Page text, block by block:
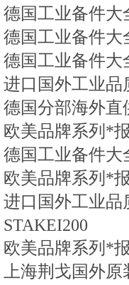
德国工业备件大
德国工业备件大
德国工业备件大
进口国外工业品
德国分部海外直
欧美品牌系列*
德国工业备件大
欧美品牌系列*
进口国外工业品
STAKEI200
欧美品牌系列*
上海荆戈国外